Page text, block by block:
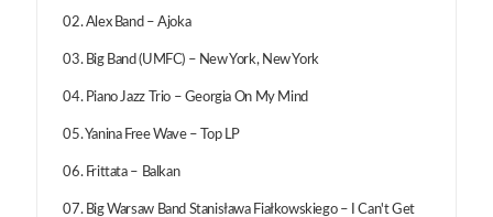
02. Alex Band – Ajoka
03. Big Band (UMFC) – New York, New York
04. Piano Jazz Trio – Georgia On My Mind
05. Yanina Free Wave – Top LP
06. Frittata – Balkan
07. Big Warsaw Band Stanisława Fiałkowskiego – I Can't Get